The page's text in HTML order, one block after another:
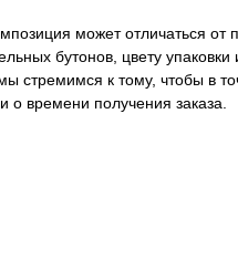
может отличаться от
бутонов, цвету упаковки
стремимся к тому, чтобы в
о времени получения заказа.